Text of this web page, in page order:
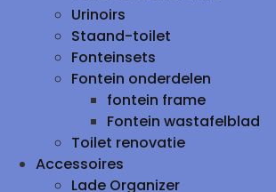
Urinoirs
Staand-toilet
Fonteinsets
Fontein onderdelen
fontein frame
Fontein wastafelblad
Toilet renovatie
Accessoires
Lade Organizer